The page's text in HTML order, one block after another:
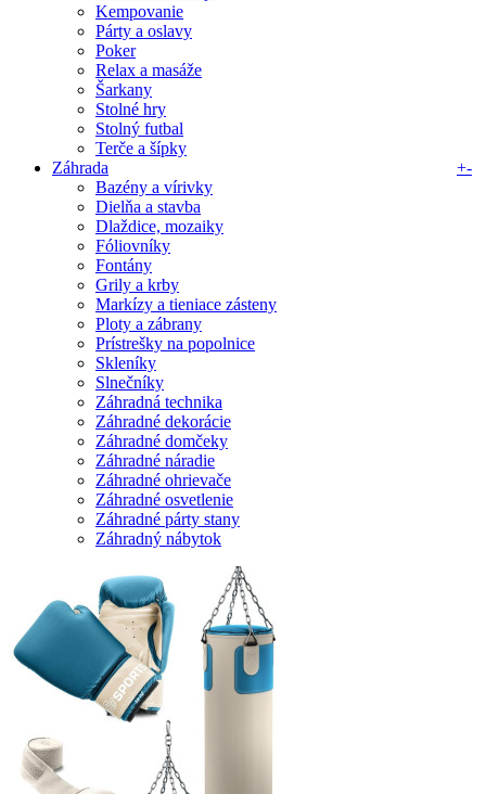
Kempovanie
Párty a oslavy
Poker
Relax a masáže
Šarkany
Stolné hry
Stolný futbal
Terče a šípky
Záhrada
+-
Bazény a vírivky
Dielňa a stavba
Dlaždice, mozaiky
Fóliovníky
Fontány
Grily a krby
Markízy a tieniace zásteny
Ploty a zábrany
Prístrešky na popolnice
Skleníky
Slnečníky
Záhradná technika
Záhradné dekorácie
Záhradné domčeky
Záhradné náradie
Záhradné ohrievače
Záhradné osvetlenie
Záhradné párty stany
Záhradný nábytok